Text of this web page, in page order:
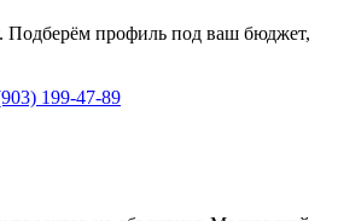
Подберём профиль под ваш бюджет,
199-47-89